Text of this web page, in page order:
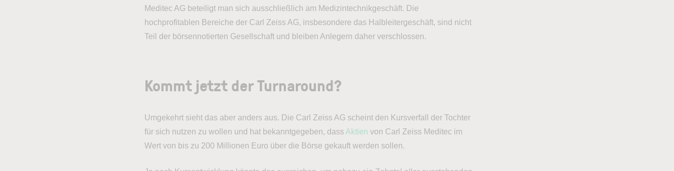
Meditec AG beteiligt man sich ausschließlich am Medizintechnikgeschäft. Die
hochprofitablen Bereiche der Carl Zeiss AG, insbesondere das Halbleitergeschäft, sind nicht
Teil der börsennotierten Gesellschaft und bleiben Anlegern daher verschlossen.
Kommt jetzt der Turnaround?
Umgekehrt sieht das aber anders aus. Die Carl Zeiss AG scheint den Kursverfall der Tochter
für sich nutzen zu wollen und hat bekanntgegeben, dassAktien von Carl Zeiss Meditec im
Wert von bis zu 200 Millionen Euro über die Börse gekauft werden sollen.